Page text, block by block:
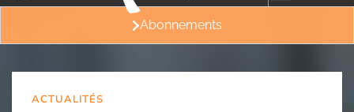
Abonnements
ACTUALITÉS